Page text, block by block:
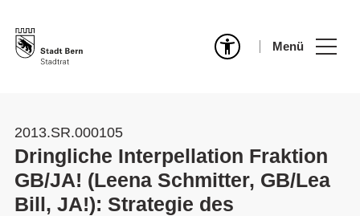
Menü
2013.SR.000105
Dringliche Interpellation Fraktion
GB/JA! (Leena Schmitter, GB/Lea
Bill, JA!): Strategie des